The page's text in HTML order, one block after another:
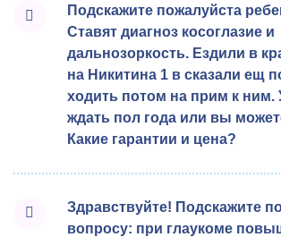
Подскажите пожалуйста
Ставят диагноз косоглазие и
дальнозоркость. Ездили в
на Никитина 1 в сказали ещ
ходить потом на прим к ним.
ждать пол года или вы
Какие гарантии и цена?
Здравствуйте! Подскажите
вопросу: при глаукоме